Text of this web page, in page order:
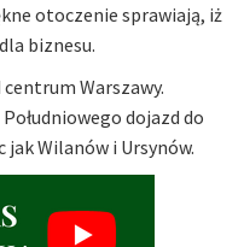
otoczenie sprawiają, iż
biznesu.
Warszawy.
dojazd do
Wilanów i Ursynów.